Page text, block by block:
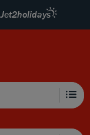
Jet2holidays